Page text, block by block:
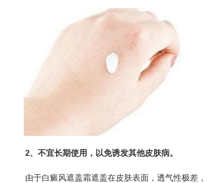
2、不宜长期使用，以免诱发其他皮肤病。
由于白癜风遮盖霜遮盖在皮肤表面，透气性极差，